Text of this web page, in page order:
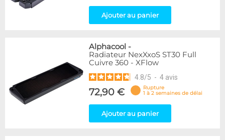
Ajouter au panier
Alphacool -
Radiateur NexXxoS ST30 Full
Cuivre 360 - XFlow
4.8/5 - 4 avis
72,90 €
Rupture
1 à 2 semaines de délai
Ajouter au panier